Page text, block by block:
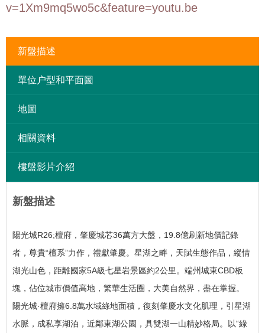
v=1Xm9mq5wo5c&feature=youtu.be
新盤描述
單位户型和平面圖
地圖
相關資料
樓盤影片介紹
新盤描述
陽光城R26;檀府，肇慶城芯36萬方大盤，19.8億刷新地價記錄
者，尊貴“檀系”力作，禮獻肇慶。星湖之畔，天賦生態作品，縱情
湖光山色，距離國家5A級七星岩景區約2公里。端州城東CBD板
塊，佔位城市價值高地，繁華生活圈，大美自然界，盡在掌握。
陽光城·檀府擁6.8萬水域綠地面積，復刻肇慶水文化肌理，引星湖
水脈，成私享湖泊，近鄰東湖公園，具雙湖一山精妙格局。以“綠